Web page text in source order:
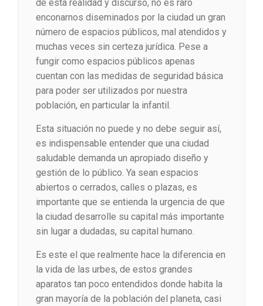
de esta realidad y discurso, no es raro
enconarnos diseminados por la ciudad un gran
número de espacios públicos, mal atendidos y
muchas veces sin certeza jurídica. Pese a
fungir como espacios públicos apenas
cuentan con las medidas de seguridad básica
para poder ser utilizados por nuestra
población, en particular la infantil.
Esta situación no puede y no debe seguir así,
es indispensable entender que una ciudad
saludable demanda un apropiado diseño y
gestión de lo público. Ya sean espacios
abiertos o cerrados, calles o plazas, es
importante que se entienda la urgencia de que
la ciudad desarrolle su capital más importante
sin lugar a dudadas, su capital humano.
Es este el que realmente hace la diferencia en
la vida de las urbes, de estos grandes
aparatos tan poco entendidos donde habita la
gran mayoría de la población del planeta, casi